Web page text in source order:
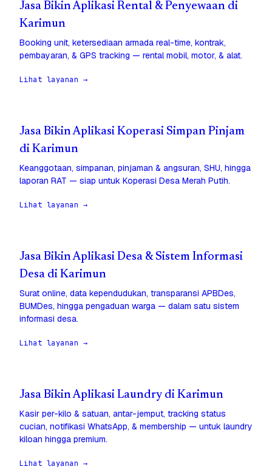
Jasa Bikin Aplikasi Rental & Penyewaan di
Karimun
Booking unit, ketersediaan armada real-time, kontrak,
pembayaran, & GPS tracking — rental mobil, motor, & alat.
Lihat layanan →
Jasa Bikin Aplikasi Koperasi Simpan Pinjam
di Karimun
Keanggotaan, simpanan, pinjaman & angsuran, SHU, hingga
laporan RAT — siap untuk Koperasi Desa Merah Putih.
Lihat layanan →
Jasa Bikin Aplikasi Desa & Sistem Informasi
Desa di Karimun
Surat online, data kependudukan, transparansi APBDes,
BUMDes, hingga pengaduan warga — dalam satu sistem
informasi desa.
Lihat layanan →
Jasa Bikin Aplikasi Laundry di Karimun
Kasir per-kilo & satuan, antar-jemput, tracking status
cucian, notifikasi WhatsApp, & membership — untuk laundry
kiloan hingga premium.
Lihat layanan →